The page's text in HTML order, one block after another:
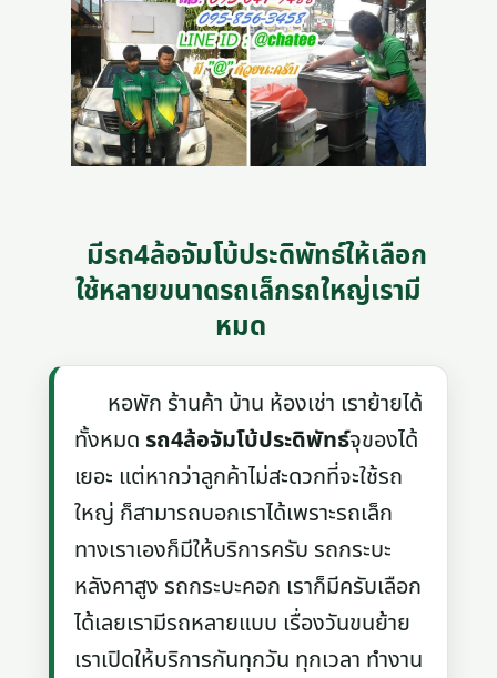
มีรถ4ล้อจัมโบ้ประดิพัทธ์ให้เลือก
ใช้หลายขนาดรถเล็กรถใหญ่เรามี
หมด
หอพัก ร้านค้า บ้าน ห้องเช่า เราย้ายได้
ทั้งหมดรถ4ล้อจัมโบ้ประดิพัทธ์จุของได้
เยอะ แต่หากว่าลูกค้าไม่สะดวกที่จะใช้รถ
ใหญ่ ก็สามารถบอกเราได้เพราะรถเล็ก
ทางเราเองก็มีให้บริการครับ รถกระบะ
หลังคาสูง รถกระบะคอก เราก็มีครับเลือก
ได้เลยเรามีรถหลายแบบ เรื่องวันขนย้าย
เราเปิดให้บริการกันทุกวัน ทุกเวลา ทำงาน